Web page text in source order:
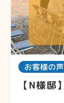
お客様の声
【N様